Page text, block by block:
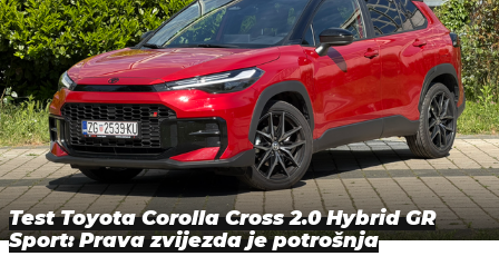
Test Toyota Corolla Cross 2.0 Hybrid GR
Sport: Prava zvijezda je potrošnja